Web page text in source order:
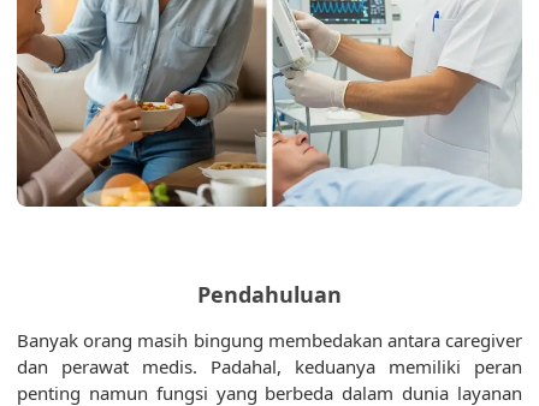
Pendahuluan
Banyak orang masih bingung membedakan antara caregiver
dan perawat medis. Padahal, keduanya memiliki peran
penting namun fungsi yang berbeda dalam dunia layanan